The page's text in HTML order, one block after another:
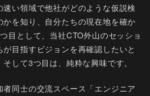
速い領域で他社がどのような仮説検
かを知り、自分たちの現在地を確か
目として、当社CTO外山のセッショ
が目指すビジョンを再確認したいと
して3つ目は、純粋な興味です。
同士の交流スペース「エンジニア